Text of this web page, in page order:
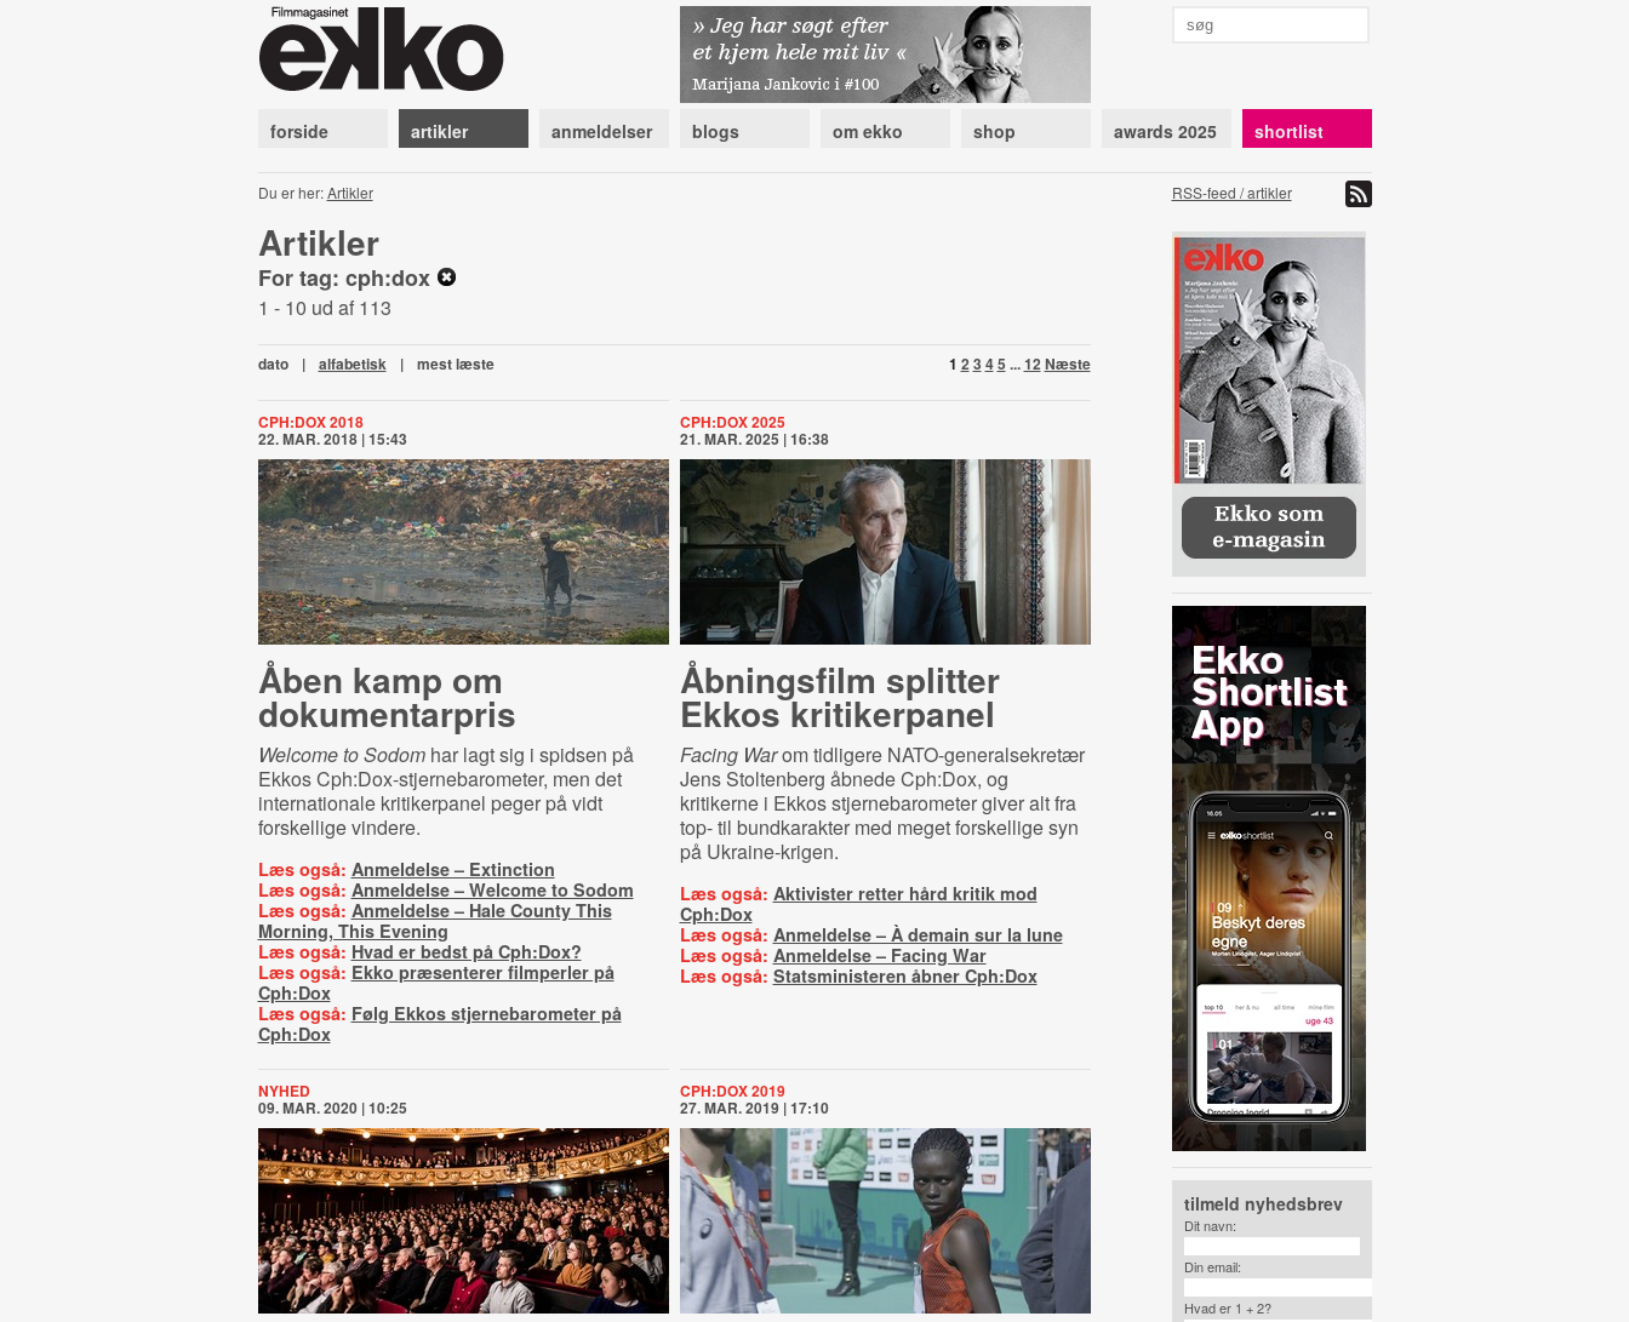
forside artikler anmeldelser blogs om ekko shop awards 2025 shortlist
Du er her:Artikler RSS-feed / artikler
Artikler
For tag: cph:dox
1 - 10 ud af 113
1 2 3 45 ...12 Næste
dato | alfabetisk | mest læste
CPH:DOX 2018
22. MAR. 2018 | 15:43
Åben kamp om
dokumentarpris
Welcome to Sodomhar lagt sig i spidsen på
Ekkos Cph:Dox-stjernebarometer, men det
internationale kritikerpanel peger på vidt
forskellige vindere.
Læs også: Anmeldelse – Extinction
Læs også: Anmeldelse – Welcome to Sodom
Læs også: Anmeldelse – Hale County This
Morning, This Evening
Læs også: Hvad er bedst på Cph:Dox?
Læs også: Ekko præsenterer filmperler på
Cph:Dox
Læs også: Følg Ekkos stjernebarometer på
Cph:Dox
CPH:DOX 2025
21. MAR. 2025 | 16:38
Åbningsfilm splitter
Ekkos kritikerpanel
Facing Warom tidligere NATO-generalsekretær
Jens Stoltenberg åbnede Cph:Dox, og
kritikerne i Ekkos stjernebarometer giver alt fra
top- til bundkarakter med meget forskellige syn
på Ukraine-krigen.
Læs også: Aktivister retter hård kritik mod
Cph:Dox
Læs også: Anmeldelse – À demain sur la lune
Læs også: Anmeldelse – Facing War
Læs også: Statsministeren åbner Cph:Dox
NYHED
09. MAR. 2020 | 10:25
CPH:DOX 2019
27. MAR. 2019 | 17:10
tilmeld nyhedsbrev
Dit navn:
Din email:
Hvad er 1 + 2?